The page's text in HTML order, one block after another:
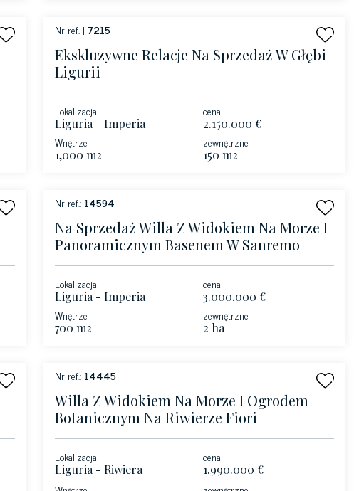
Nr ref. | 7215
Ekskluzywne Relacje Na Sprzedaż W Głębi
Ligurii
Lokalizacja
Liguria - Imperia
cena
2.150.000 €
Wnętrze
1,000 m2
zewnętrzne
150 m2
Nr ref.: 14594
Na Sprzedaż Willa Z Widokiem Na Morze I
Panoramicznym Basenem W Sanremo
Lokalizacja
Liguria - Imperia
cena
3.000.000 €
Wnętrze
700 m2
zewnętrzne
2 ha
Nr ref.: 14445
Willa Z Widokiem Na Morze I Ogrodem
Botanicznym Na Riwierze Fiori
Lokalizacja
Liguria - Riwiera
Liguryjska
cena
1.990.000 €